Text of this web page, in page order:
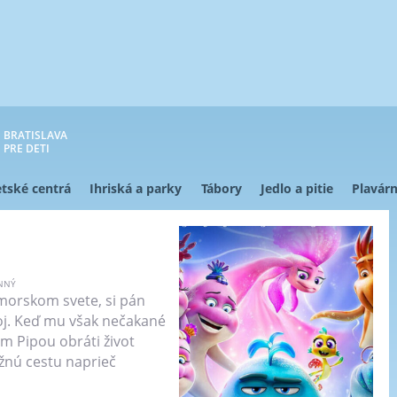
BRATISLAVA
PRE DETI
centrá Ihriská a parky Tábory Jedlo a pitie
svete, si pán
Keď mu však nečakané
Pipou obráti život
cestu naprieč